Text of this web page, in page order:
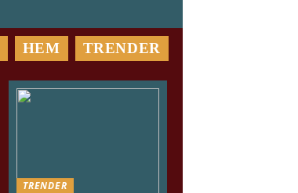
HEM TRENDER
TRENDER